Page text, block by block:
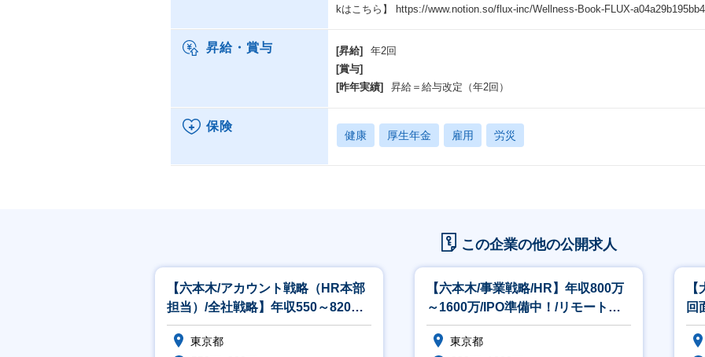
kはこちら】 https://www.notion.so/flux-inc/Wellness-Book-FLUX-
昇給・賞与 [昇給]
年2回
[賞与]
[昨年実績]
昇給＝給与改定（年2回）
保険
健康 厚生年金 雇用 労災
この企業の他の公開求人
【六本木/アカウント戦略（HR本部
担当）/全社戦略】年収550～820万/
リモート・フレックス制度
東京都
【六本木/事業戦略/HR】年収800万
～1600万/IPO準備中！/リモート・
フレックス制度あり
東京都
回
ト